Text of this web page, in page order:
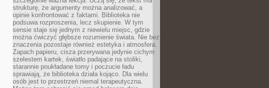
strukturę, że argumenty można analizować, a
opinie konfrontować z faktami. Biblioteka nie
podsuwa rozproszenia, lecz skupienie. W tym
sensie staje się jednym z niewielu miejsc, gdzie
można ćwiczyć głębsze rozumienie świata. Nie bez
znaczenia pozostaje również estetyka i atmosfera.
Zapach papieru, cisza przerywana jedynie cichym
szelestem kartek, światło padające na stoliki,
starannie poukładane tomy i poczucie ładu
sprawiają, że biblioteka działa kojąco. Dla wielu
osób jest to przestrzeń niemal terapeutyczna.